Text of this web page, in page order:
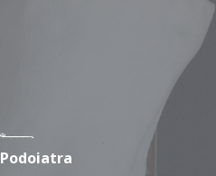
Podoiatra
Metatarsalgie e